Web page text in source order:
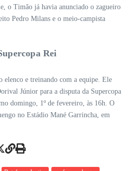
o Timão já havia anunciado o zagueiro
Pedro Milans e o meio-campista
Rei
elenco e treinando com a equipe. Ele
Júnior para a disputa da Supercopa
domingo, 1º de fevereiro, às 16h. O
no Estádio Mané Garrincha, em